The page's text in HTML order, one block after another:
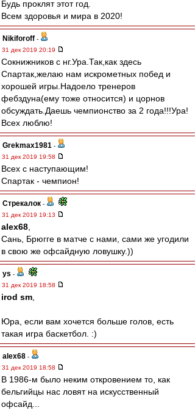
Будь проклят этот год.
Всем здоровья и мира в 2020!
Nikiforoff -
31 дек 2019 20:19
Сокнижников с нг.Ура.Так,как здесь
Спартак,желаю нам искрометных побед и
хорошей игры.Надоело тренеров
фебздуна(ему тоже относится) и цорнов
обсуждать.Даешь чемпионство за 2 года!!!Ура!
Всех люблю!
Grekmax1981 -
31 дек 2019 19:58
Всех с наступающим!
Спартак - чемпион!
Стрекалок -
31 дек 2019 19:13
alex68
Сань, Брюгге в матче с нами, сами же угодили
в свою же офсайдную ловушку.))
ys -
31 дек 2019 18:58
irod sm
Юра, если вам хочется больше голов, есть
такая игра баскетбол. :)
alex68 -
31 дек 2019 18:58
В 1986-м было неким откровением то, как
бельгийцы нас ловят на искусственный
офсайд...